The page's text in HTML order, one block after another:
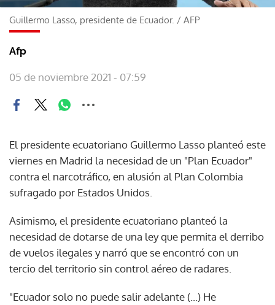
Guillermo Lasso, presidente de Ecuador. / AFP
Afp
05 de noviembre 2021 - 07:59
El presidente ecuatoriano Guillermo Lasso planteó este
viernes en Madrid la necesidad de un "Plan Ecuador"
contra el narcotráfico, en alusión al Plan Colombia
sufragado por Estados Unidos.
Asimismo, el presidente ecuatoriano planteó la
necesidad de dotarse de una ley que permita el derribo
de vuelos ilegales y narró que se encontró con un
tercio del territorio sin control aéreo de radares.
"Ecuador solo no puede salir adelante (...) He